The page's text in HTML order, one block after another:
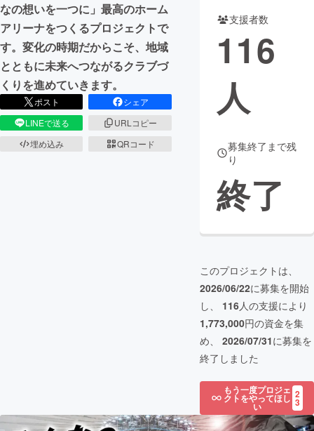
なの想いを一つに」最高のホーム
アリーナをつくるプロジェクトで
す。変化の時期だからこそ、地域
とともに未来へつながるクラブづ
くりを進めていきます。
ポスト
シェア
LINEで送る
URLコピー
埋め込み
QRコード
支援者数
116
人
募集終了まで残
り
終了
このプロジェクトは、
2026/06/22に募集を開始
し、 116人の支援により
1,773,000円の資金を集
め、 2026/07/31に募集を
終了しました
もう一度プロジェ
クトをやってほし
い
2
3